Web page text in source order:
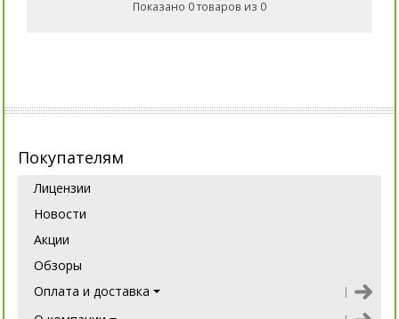
Показано 0 товаров из 0
Покупателям
Лицензии
Новости
Акции
Обзоры
Оплата и доставка